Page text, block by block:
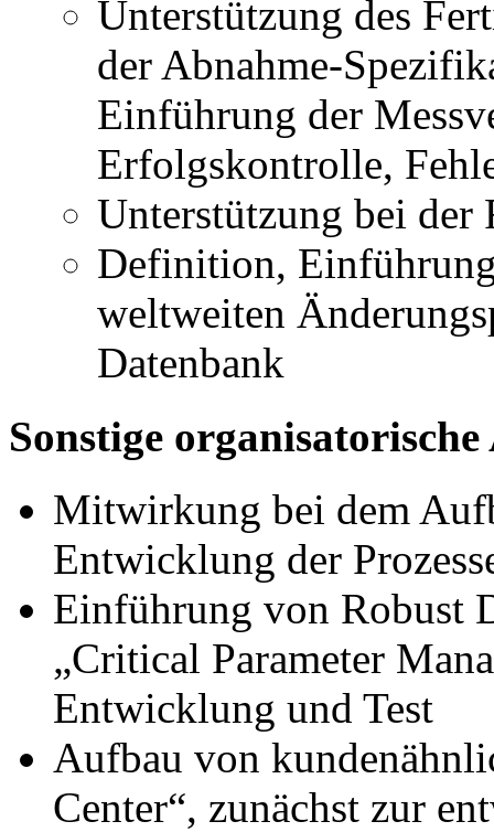
Unterstützung des
der Abnahme-
Einführung der
Erfolgskontrolle,
Unterstützung bei
Definition,
weltweiten
Datenbank
Sonstige
Mitwirkung bei dem
Entwicklung der
Einführung von Robust
„Critical Parameter
Entwicklung und Test
Aufbau von
Center“, zunächst zur